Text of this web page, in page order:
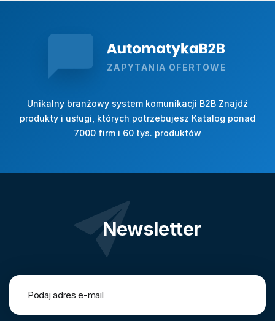
ZAPYTANIA OFERTOWE
Unikalny branżowy system komunikacji B2B Znajdź
produkty i usługi, których potrzebujesz Katalog ponad
7000 firm i 60 tys. produktów
Newsletter